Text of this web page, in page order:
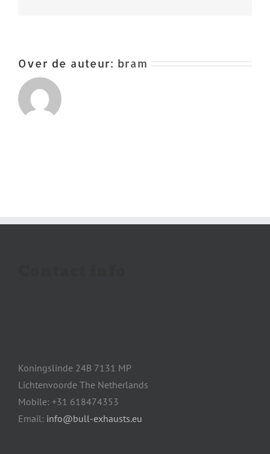
Over de auteur: bram
Koningslinde 24B 7131 MP
Lichtenvoorde The Netherlands
Mobile: +31 618474353
Email: info@bull-exhausts.eu